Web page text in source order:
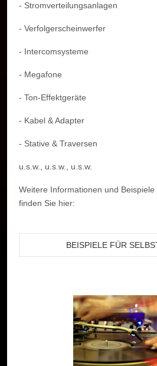
- Stromverteilungsanlagen
- Verfolgerscheinwerfer
- Intercomsysteme
- Megafone
- Ton-Effektgeräte
- Kabel & Adapter
- Stative & Traversen
u.s.w., u.s.w., u.s.w.
Weitere Informationen und
finden Sie hier:
BEISPIELE FÜR